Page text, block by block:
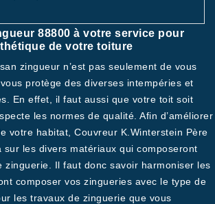
88800 à votre service pour
de votre toiture
zingueur n’est pas seulement de vous
protège des diverses intempéries et
En effet, il faut aussi que votre toit soit
les normes de qualité. Afin d’améliorer
votre habitat, Couvreur K.Winterstein Père
sur les divers matériaux qui composeront
zinguerie. Il faut donc savoir harmoniser les
composer vos zingueries avec le type de
les travaux de zinguerie que vous